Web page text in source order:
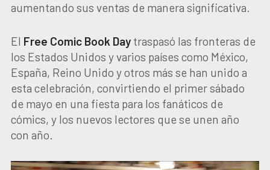
aumentando sus ventas de manera significativa.
El Free Comic Book Daytraspasó las fronteras de
los Estados Unidos y varios países como México,
España, Reino Unido y otros más se han unido a
esta celebración, convirtiendo el primer sábado
de mayo en una fiesta para los fanáticos de
cómics, y los nuevos lectores que se unen año
con año.